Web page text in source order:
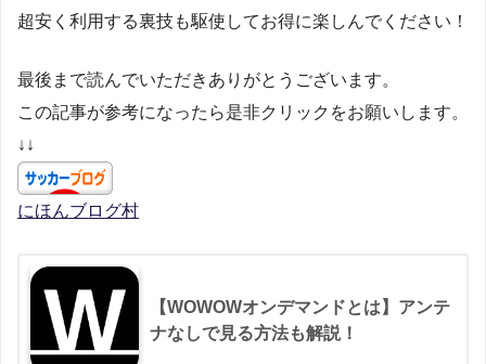
超安く利用する裏技も駆使してお得に楽しんでください！
最後まで読んでいただきありがとうございます。
この記事が参考になったら是非クリックをお願いします。
↓↓
にほんブログ村
【WOWOWオンデマンドとは】アンテ
ナなしで見る方法も解説！